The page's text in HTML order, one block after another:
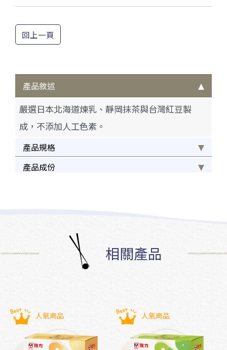
回上一頁
產品敘述
嚴選日本北海道煉乳、靜岡抹茶與台灣紅豆製
成，不添加人工色素。
產品規格
產品成份
相關產品
人氣商品 人氣商品